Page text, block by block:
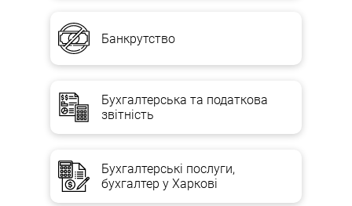
ПЕРЕГОВОРИ, РЕЗУЛЬТАТОМ ЯКИХ
МОЖУТЬ СТАТИ:
Кредитні канікули
Дострокове погашення частини боргу з подальшим зниженням
процентної ставки
Банкрутство
Бухгалтерська та податкова
звітність
Бухгалтерські послуги,
бухгалтер у Харкові